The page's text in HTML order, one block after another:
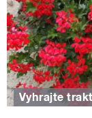
Vyhrajte